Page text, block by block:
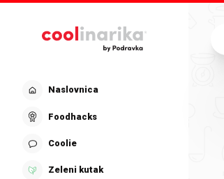
Naslovnica
Foodhacks
Coolie
Zeleni kutak